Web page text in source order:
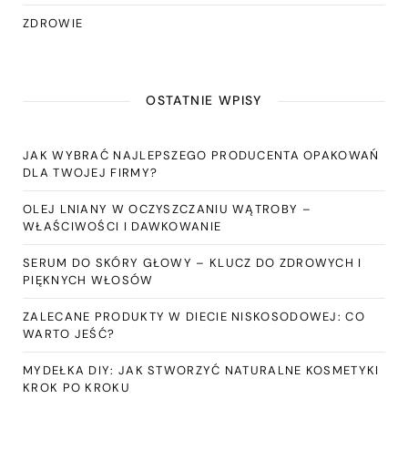
ZDROWIE
OSTATNIE WPISY
JAK WYBRAĆ NAJLEPSZEGO PRODUCENTA OPAKOWAŃ
DLA TWOJEJ FIRMY?
OLEJ LNIANY W OCZYSZCZANIU WĄTROBY –
WŁAŚCIWOŚCI I DAWKOWANIE
SERUM DO SKÓRY GŁOWY – KLUCZ DO ZDROWYCH I
PIĘKNYCH WŁOSÓW
ZALECANE PRODUKTY W DIECIE NISKOSODOWEJ: CO
WARTO JEŚĆ?
MYDEŁKA DIY: JAK STWORZYĆ NATURALNE KOSMETYKI
KROK PO KROKU